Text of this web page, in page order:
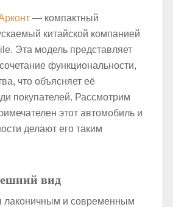
— компактный
китайской компанией
Эта модель представляет
функциональности,
что объясняет её
покупателей. Рассмотрим
этот автомобиль и
делают его таким
вид
лаконичным и современным